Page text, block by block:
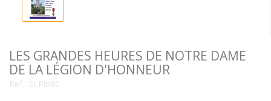
LES GRANDES HEURES DE NOTRE DAME
DE LA LÉGION D'HONNEUR
Ref.: SLPl690